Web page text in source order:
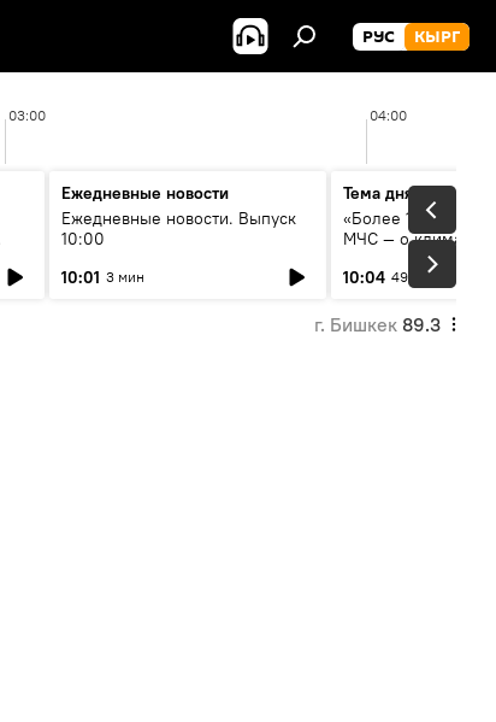
РУС КЫРГ
03:00 04:00
Ежедневные новости
Ежедневные новости. Выпуск
10:00
10:01 3 мин
Тема дня
«Более 1200 сёл в
МЧС — о климате,
системе
населения
10:04 49 мин
г. Бишкек 89.3